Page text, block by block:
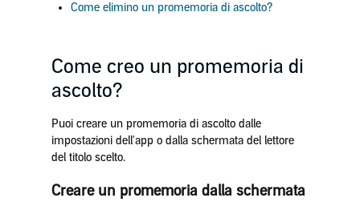
Come elimino un promemoria di ascolto?
Come creo un promemoria di
ascolto?
Puoi creare un promemoria di ascolto dalle
impostazioni dell'app o dalla schermata del lettore
del titolo scelto.
Creare un promemoria dalla schermata